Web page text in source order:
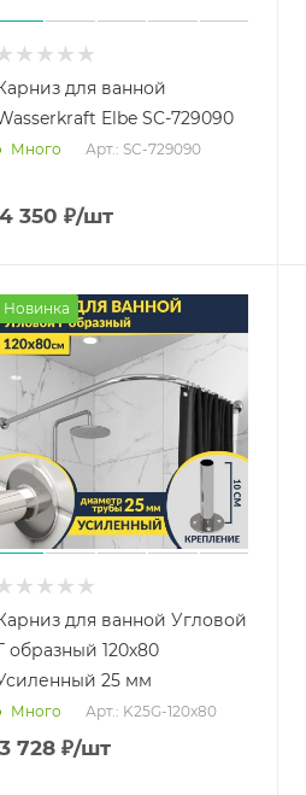
для ванной
Elbe SC-729090
Много Арт.: SC-729090
4 350 ₽/шт
Новинка
для ванной Угловой
образный 120х80
25 мм
Много Арт.: K25G-120x80
3 728₽/шт